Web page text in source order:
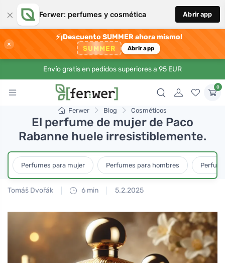
× Ferwer: perfumes y cosmética Abrir app
×
⚡¡Descuento SUMMER ahora mismo!
SUMMER Abrir app
Envío gratis en pedidos superiores a 95 EUR
0
Ferwer Blog Cosméticos
El perfume de mujer de Paco
Rabanne huele irresistiblemente.
Perfumes para mujer Perfumes para hombres
Tomáš Dvořák 6 min 5.2.2025